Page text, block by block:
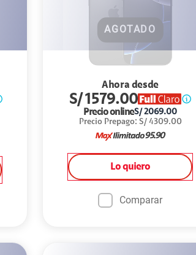
AGOTADO
Ahora desde
S/1579.00
Precio onlineS/ 2069.00
Precio Prepago: S/ 4309.00
95.90
Lo quiero
Comparar